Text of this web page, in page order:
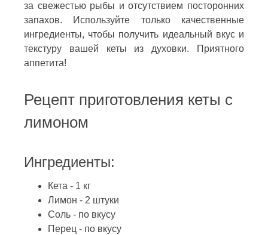
за свежестью рыбы и отсутствием посторонних
запахов. Используйте только качественные
ингредиенты, чтобы получить идеальный вкус и
текстуру вашей кеты из духовки. Приятного
аппетита!
Рецепт приготовления кеты с
лимоном
Ингредиенты:
Кета - 1 кг
Лимон - 2 штуки
Соль - по вкусу
Перец - по вкусу